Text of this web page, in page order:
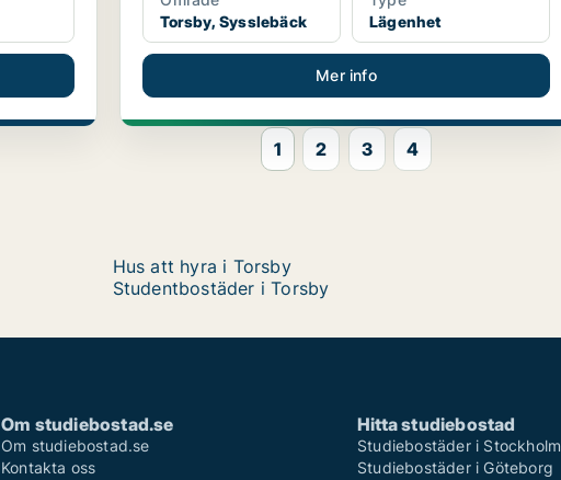
Torsby, Sysslebäck
Lägenhet
Mer info
1 2 3 4
Hus att hyra i Torsby
Studentbostäder i Torsby
Om studiebostad.se
Om studiebostad.se
Kontakta oss
Hitta studiebostad
Studiebostäder i Stockholm
Studiebostäder i Göteborg